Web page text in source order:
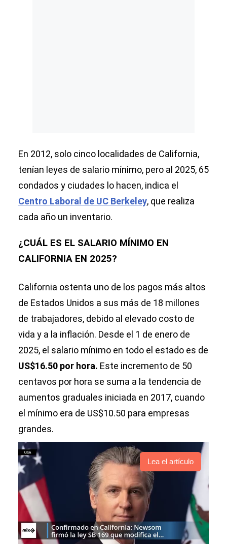
En 2012, solo cinco localidades de California,
tenían leyes de salario mínimo, pero al 2025, 65
condados y ciudades lo hacen, indica el
Centro Laboral de UC Berkeley, que realiza
cada año un inventario.
¿CUÁL ES EL SALARIO MÍNIMO EN
CALIFORNIA EN 2025?
California ostenta uno de los pagos más altos
de Estados Unidos a sus más de 18 millones
de trabajadores, debido al elevado costo de
vida y a la inflación. Desde el 1 de enero de
2025, el salario mínimo en todo el estado es de
US$16.50 por hora. Este incremento de 50
centavos por hora se suma a la tendencia de
aumentos graduales iniciada en 2017, cuando
el mínimo era de US$10.50 para empresas
grandes.
Lea el artículo